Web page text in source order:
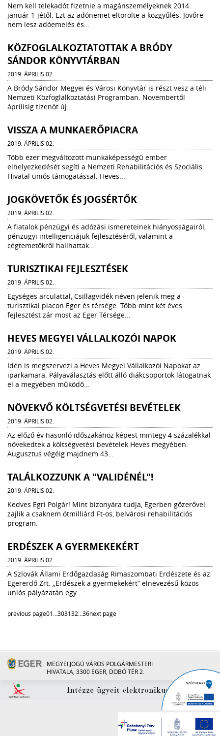
Nem kell telekadót fizetnie a magánszemélyeknek 2014.
január 1-jétől. Ezt az adónemet eltörölte a közgyűlés. Jövőre
nem lesz adóemelés és...
KÖZFOGLALKOZTATOTTAK A BRÓDY
SÁNDOR KÖNYVTÁRBAN
2019. ÁPRILIS 02.
A Bródy Sándor Megyei és Városi Könyvtár is részt vesz a téli
Nemzeti Közfoglalkoztatási Programban. Novembertől
áprilisig tizenöt új...
VISSZA A MUNKAERŐPIACRA
2019. ÁPRILIS 02.
Több ezer megváltozott munkaképességű ember
elhelyezkedését segíti a Nemzeti Rehabilitációs és Szociális
Hivatal uniós támogatással. Heves...
JOGKÖVETŐK ÉS JOGSÉRTŐK
2019. ÁPRILIS 02.
A fiatalok pénzügyi és adózási ismereteinek hiányosságairól,
pénzügyi intelligenciájuk fejlesztéséről, valamint a
cégtemetőkről hallhattak...
TURISZTIKAI FEJLESZTÉSEK
2019. ÁPRILIS 02.
Egységes arculattal, Csillagvidék néven jelenik meg a
turisztikai piacon Eger és térsége. Több mint két éves
fejlesztést zár most az Eger Térsége...
HEVES MEGYEI VÁLLALKOZÓI NAPOK
2019. ÁPRILIS 02.
Idén is megszervezi a Heves Megyei Vállalkozói Napokat az
iparkamara. Pályaválasztás előtt álló diákcsoportok látogatnak
el a megyében működő...
NÖVEKVŐ KÖLTSÉGVETÉSI BEVÉTELEK
2019. ÁPRILIS 02.
Az előző év hasonló időszakához képest mintegy 4 százalékkal
növekedtek a költségvetési bevételek Heves megyében.
Augusztus végéig majdnem 43...
TALÁLKOZZUNK A "VALIDÉNÉL"!
2019. ÁPRILIS 02.
Kedves Egri Polgár! Mint bizonyára tudja, Egerben gőzerővel
zajlik a csaknem ötmilliárd Ft-os, belvárosi rehabilitációs
program.
ERDÉSZEK A GYERMEKEKÉRT
2019. ÁPRILIS 02.
A Szlovák Állami Erdőgazdaság Rimaszombati Erdészete és az
Egererdő Zrt. „Erdészek a gyermekekért” elnevezésű közös
uniós pályázatán egy...
previous page01 303132 36next page
MEGYEI JOGÚ VÁROS POLGÁRMESTERI
HIVATALA, 3300 EGER, DOBÓ TÉR 2.